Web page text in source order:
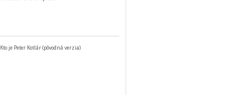
Kto je Peter Kotlár (pôvodná verzia)